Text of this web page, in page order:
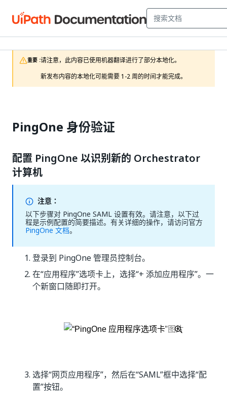
重要 :请注意，此内容已使用机器翻译进行了部分本地化。
新发布内容的本地化可能需要 1-2 周的时间才能完成。
PingOne 身份验证
配置 PingOne 以识别新的 Orchestrator
计算机
注意：
以下步骤对 PingOne SAML 设置有效。请注意，以下过
程是示例配置的简要描述。有关详细的操作，请访问官方
PingOne 文档。
登录到 PingOne 管理员控制台。
在“应用程序”选项卡上，选择“+ 添加应用程序”。一
个新窗口随即打开。
选择“网页应用程序”，然后在“SAML”框中选择“配
置”按钮。